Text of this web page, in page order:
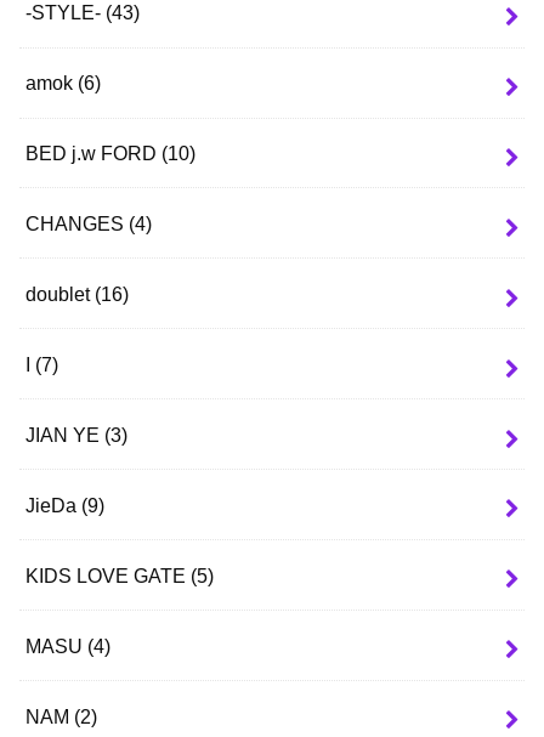
-STYLE- (43)
amok (6)
BED j.w FORD (10)
CHANGES (4)
doublet (16)
I (7)
JIAN YE (3)
JieDa (9)
KIDS LOVE GATE (5)
MASU (4)
NAM (2)